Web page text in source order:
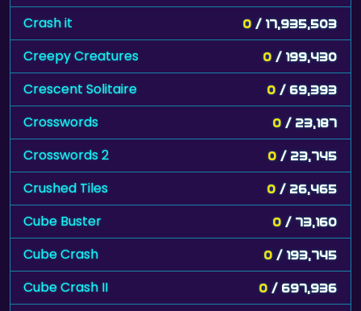
Crash it 0 / 17,935,503
Creepy Creatures 0 / 199,430
Crescent Solitaire 0 / 69,393
Crosswords 0 / 23,187
Crosswords 2 0 / 23,745
Crushed Tiles 0 / 26,465
Cube Buster 0 / 73,160
Cube Crash 0 / 193,745
Cube Crash II 0 / 697,936